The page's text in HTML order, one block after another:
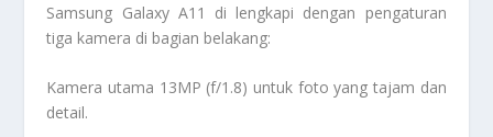
Samsung Galaxy A11 di lengkapi dengan pengaturan
tiga kamera di bagian belakang:
Kamera utama 13MP (f/1.8) untuk foto yang tajam dan
detail.